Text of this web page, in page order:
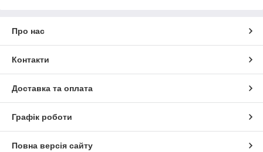
Про нас
Контакти
Доставка та оплата
Графік роботи
Повна версія сайту